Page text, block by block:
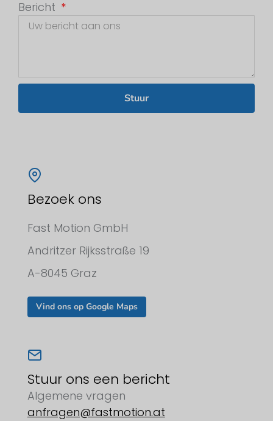
Bericht
Stuur
Bezoek ons
Fast Motion GmbH
Andritzer Rijksstraße 19
A-8045 Graz
Vind ons op Google Maps
Stuur ons een bericht
Algemene vragen
anfragen@fastmotion.at